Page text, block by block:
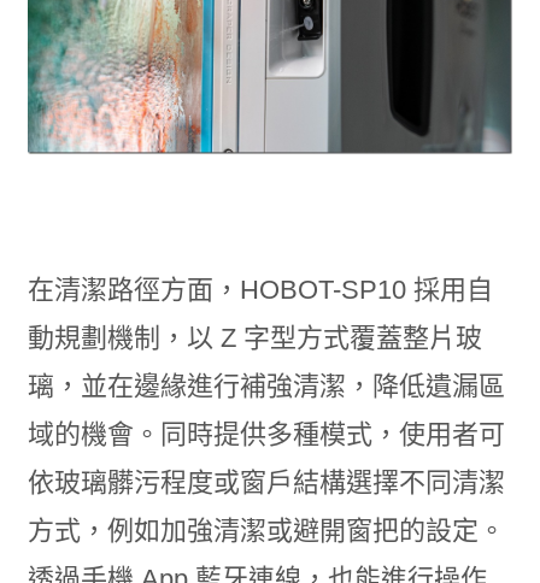
在清潔路徑方面，HOBOT-SP10 採用自
動規劃機制，以 Z 字型方式覆蓋整片玻
璃，並在邊緣進行補強清潔，降低遺漏區
域的機會。同時提供多種模式，使用者可
依玻璃髒污程度或窗戶結構選擇不同清潔
方式，例如加強清潔或避開窗把的設定。